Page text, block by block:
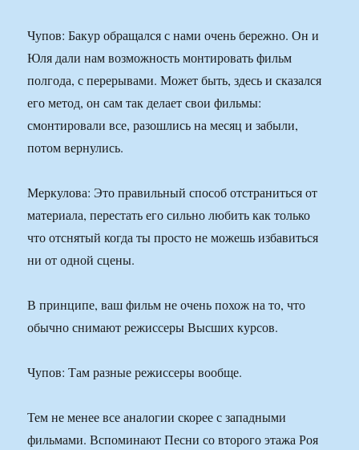
Чупов: Бакур обращался с нами очень бережно. Он и
Юля дали нам возможность монтировать фильм
полгода, с перерывами. Может быть, здесь и сказался
его метод, он сам так делает свои фильмы:
смонтировали все, разошлись на месяц и забыли,
потом вернулись.
Меркулова: Это правильный способ отстраниться от
материала, перестать его сильно любить как только
что отснятый когда ты просто не можешь избавиться
ни от одной сцены.
В принципе, ваш фильм не очень похож на то, что
обычно снимают режиссеры Высших курсов.
Чупов: Там разные режиссеры вообще.
Тем не менее все аналогии скорее с западными
фильмами. Вспоминают Песни со второго этажа Роя